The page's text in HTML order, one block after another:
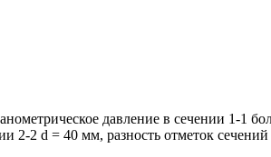
давление в сечении 1-1
2-2 d = 40 мм, разность отметок